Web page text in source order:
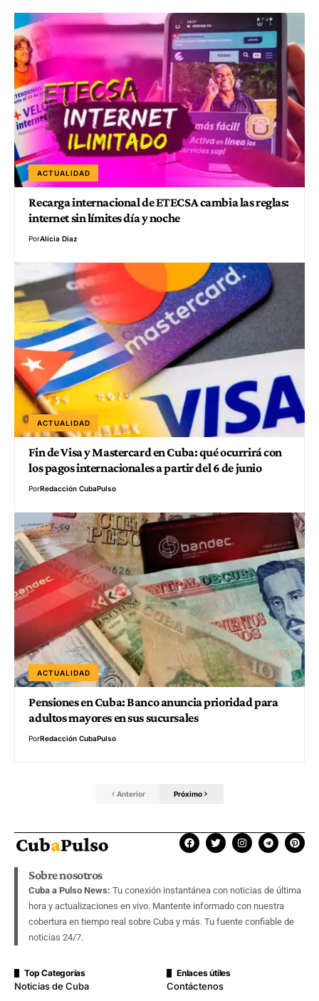
ACTUALIDAD
Recarga internacional de ETECSA cambia las reglas:
internet sin límites día y noche
PorAlicia Díaz
ACTUALIDAD
Fin de Visa y Mastercard en Cuba: qué ocurrirá con
los pagos internacionales a partir del 6 de junio
PorRedacción CubaPulso
ACTUALIDAD
Pensiones en Cuba: Banco anuncia prioridad para
adultos mayores en sus sucursales
PorRedacción CubaPulso
Anterior Próximo
Sobre nosotros
Cuba a Pulso News: Tu conexión instantánea con noticias de última
hora y actualizaciones en vivo. Mantente informado con nuestra
cobertura en tiempo real sobre Cuba y más. Tu fuente confiable de
noticias 24/7.
Top Categorías
Noticias de Cuba
Enlaces útiles
Contáctenos